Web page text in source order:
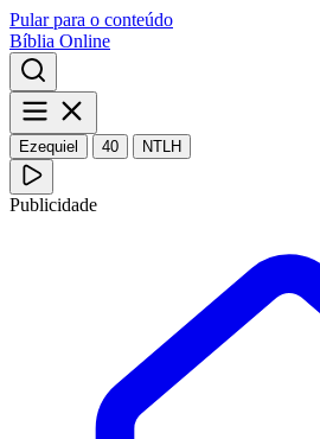
Pular para o conteúdo
Bíblia Online
Ezequiel 40 NTLH
Publicidade